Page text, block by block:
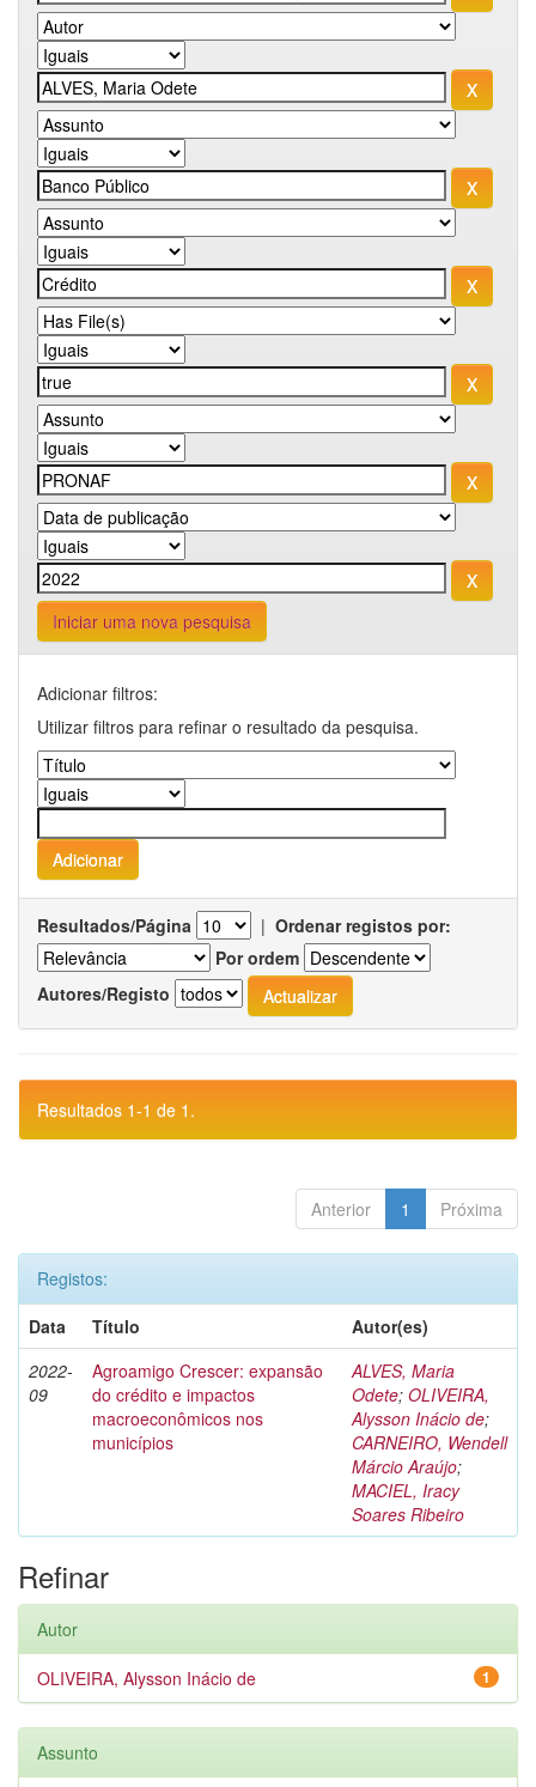
Iniciar uma nova pesquisa
Adicionar filtros:
Utilizar filtros para refinar o resultado da pesquisa.
Resultados/Página | Ordenar registos por:
Por ordem
Autores/Registo
Resultados 1-1 de 1.
Anterior 1 Próxima
Registos:
Data
Título
Autor(es)
2022-
09
Agroamigo Crescer: expansão
do crédito e impactos
macroeconômicos nos
municípios
ALVES, Maria
Odete; OLIVEIRA,
Alysson Inácio de;
CARNEIRO, Wendell
Márcio Araújo;
MACIEL, Iracy
Soares Ribeiro
Refinar
Autor
1
OLIVEIRA, Alysson Inácio de
Assunto